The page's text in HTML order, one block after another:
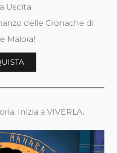
Uscita
delle Cronache di
Malora!
Inizia a VIVERLA.